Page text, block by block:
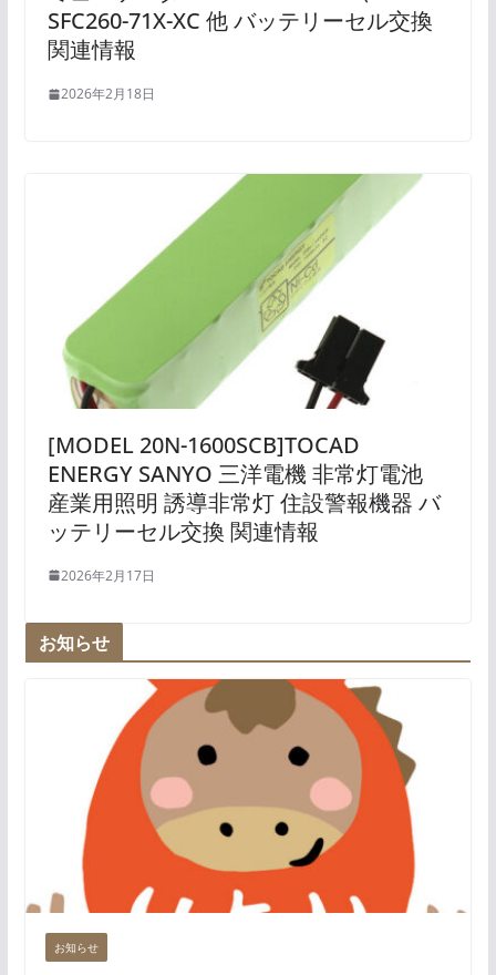
SFC260-71X-XC 他 バッテリーセル交換
関連情報
2026年2月18日
[MODEL 20N-1600SCB]TOCAD
ENERGY SANYO 三洋電機 非常灯電池
産業用照明 誘導非常灯 住設警報機器 バ
ッテリーセル交換 関連情報
2026年2月17日
お知らせ
お知らせ